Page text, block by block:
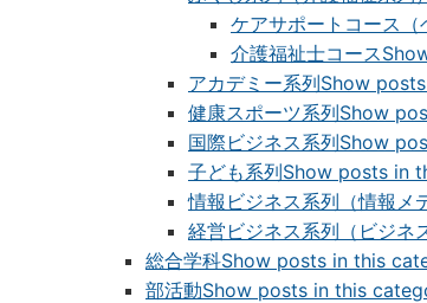
ケアサポートコース（
介護福祉士コース
アカデミー系列Show
健康スポーツ系列Show
国際ビジネス系列Show
子ども系列Show posts in
情報ビジネス系列（情報メ
経営ビジネス系列（ビジネ
総合学科Show posts in this
部活動Show posts in this